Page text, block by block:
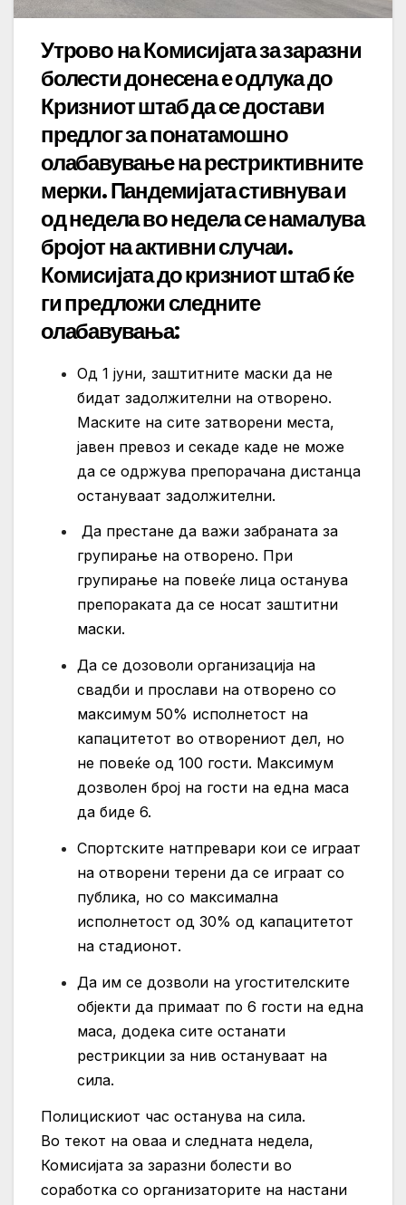
Утрово на Комисијата за заразни
болести донесена е одлука до
Кризниот штаб да се достави
предлог за понатамошно
олабавување на рестриктивните
мерки. Пандемијата стивнува и
од недела во недела се намалува
бројот на активни случаи.
Комисијата до кризниот штаб ќе
ги предложи следните
олабавувања:
Од 1 јуни, заштитните маски да не
бидат задолжителни на отворено.
Маските на сите затворени места,
јавен превоз и секаде каде не може
да се одржува препорачана дистанца
остануваат задолжителни.
Да престане да важи забраната за
групирање на отворено. При
групирање на повеќе лица останува
препораката да се носат заштитни
маски.
Да се дозоволи организација на
свадби и прослави на отворено со
максимум 50% исполнетост на
капацитетот во отворениот дел, но
не повеќе од 100 гости. Максимум
дозволен број на гости на една маса
да биде 6.
Спортските натпревари кои се играат
на отворени терени да се играат со
публика, но со максимална
исполнетост од 30% од капацитетот
на стадионот.
Да им се дозволи на угостителските
објекти да примаат по 6 гости на една
маса, додека сите останати
рестрикции за нив остануваат на
сила.
Полицискиот час останува на сила.
Во текот на оваа и следната недела,
Комисијата за заразни болести во
соработка со организаторите на настани